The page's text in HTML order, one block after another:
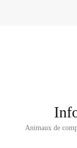
Animaux de